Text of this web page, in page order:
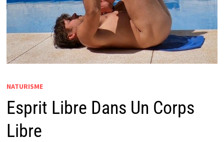
NATURISME
Esprit Libre Dans Un Corps
Libre